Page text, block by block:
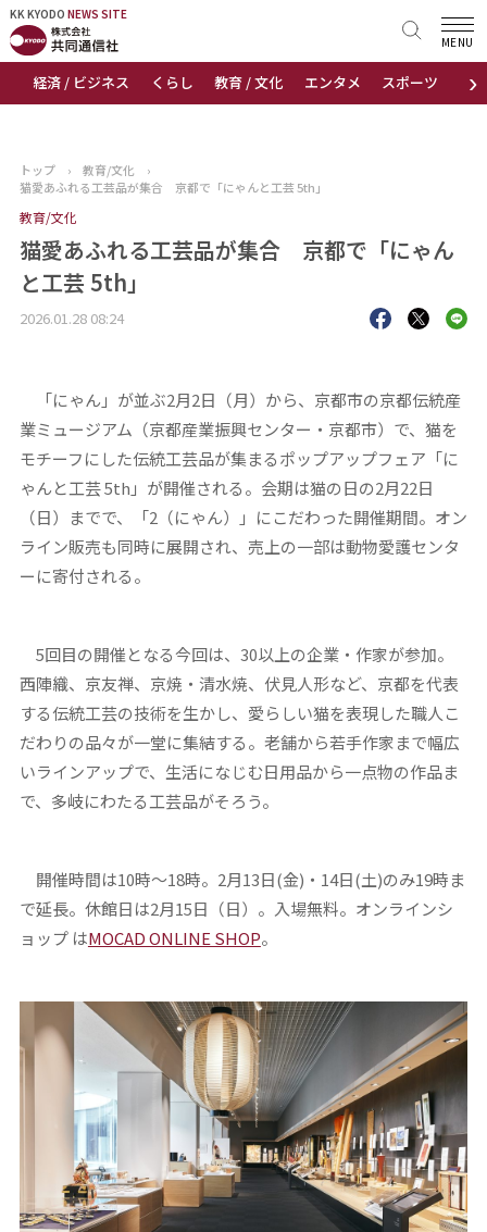
KK KYODO NEWS SITE
›
経済 / ビジネス くらし 教育 / 文化 エンタメ スポーツ 地域
MENU
KK KYODONEWS SITE
トップページ
ニュース
おすすめコンテンツ
出版物
トップ › 教育/文化
›
猫愛あふれる工芸品が集合 京都で「にゃんと工芸 5th」
教育/文化
猫愛あふれる工芸品が集合 京都で「にゃん
と工芸 5th」
2026.01.28 08:24
「にゃん」が並ぶ2月2日（月）から、京都市の京都伝統産
業ミュージアム（京都産業振興センター・京都市）で、猫を
モチーフにした伝統工芸品が集まるポップアップフェア「に
ゃんと工芸 5th」が開催される。会期は猫の日の2月22日
（日）までで、「2（にゃん）」にこだわった開催期間。オン
ライン販売も同時に展開され、売上の一部は動物愛護センタ
ーに寄付される。
5回目の開催となる今回は、30以上の企業・作家が参加。
西陣織、京友禅、京焼・清水焼、伏見人形など、京都を代表
する伝統工芸の技術を生かし、愛らしい猫を表現した職人こ
だわりの品々が一堂に集結する。老舗から若手作家まで幅広
いラインアップで、生活になじむ日用品から一点物の作品ま
で、多岐にわたる工芸品がそろう。
開催時間は10時〜18時。2月13日(金)・14日(土)のみ19時ま
で延長。休館日は2月15日（日）。入場無料。オンラインシ
ョップ はMOCAD ONLINE SHOP。